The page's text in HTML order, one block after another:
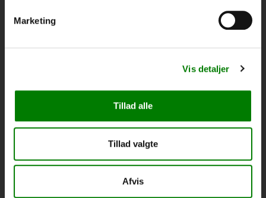
Marketing
Vis detaljer
Tillad alle
Tillad valgte
Afvis
jesper@thytrailer.dk
Handelsbetingelser
Persondatapolitik
Her kan du betale med: